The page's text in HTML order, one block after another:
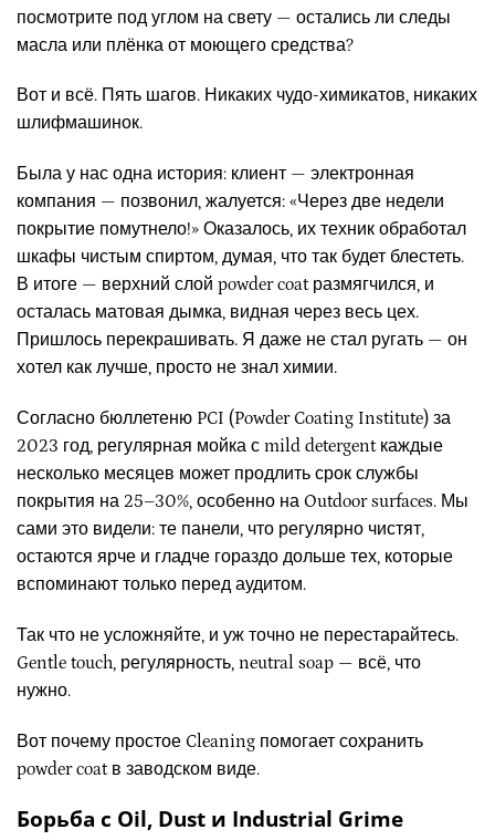
посмотрите под углом на свету — остались ли следы
масла или плёнка от моющего средства?
Вот и всё. Пять шагов. Никаких чудо-химикатов, никаких
шлифмашинок.
Была у нас одна история: клиент — электронная
компания — позвонил, жалуется: «Через две недели
покрытие помутнело!» Оказалось, их техник обработал
шкафы чистым спиртом, думая, что так будет блестеть.
В итоге — верхний слой powder coat размягчился, и
осталась матовая дымка, видная через весь цех.
Пришлось перекрашивать. Я даже не стал ругать — он
хотел как лучше, просто не знал химии.
Согласно бюллетеню PCI (Powder Coating Institute) за
2023 год, регулярная мойка с mild detergent каждые
несколько месяцев может продлить срок службы
покрытия на 25–30%, особенно на Outdoor surfaces. Мы
сами это видели: те панели, что регулярно чистят,
остаются ярче и гладче гораздо дольше тех, которые
вспоминают только перед аудитом.
Так что не усложняйте, и уж точно не перестарайтесь.
Gentle touch, регулярность, neutral soap — всё, что
нужно.
Вот почему простое Cleaning помогает сохранить
powder coat в заводском виде.
Борьба с Oil, Dust и Industrial Grime